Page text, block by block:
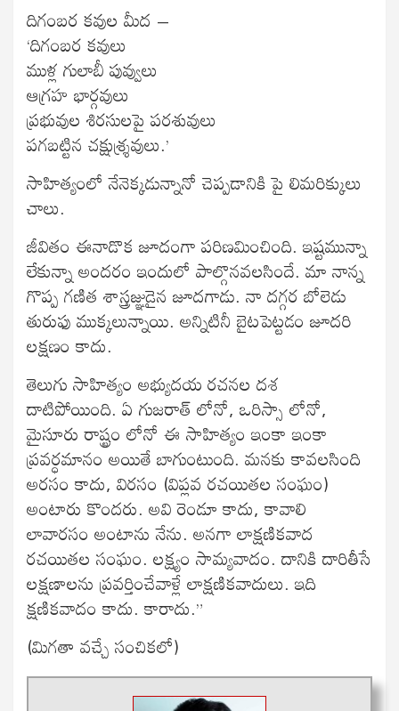
దిగంబర కవుల మీద –
‘దిగంబర కవులు
ముళ్ల గులాబీ పువ్వులు
ఆగ్రహ భార్గవులు
ప్రభువుల శిరసులపై పరశువులు
పగబట్టిన చక్షుశ్శ్రవులు.’
సాహిత్యంలో నేనెక్కడున్నానో చెప్పడానికి పై లిమరిక్కులు
చాలు.
జీవితం ఈనాడొక జూదంగా పరిణమించింది. ఇష్టమున్నా
లేకున్నా అందరం ఇందులో పాల్గొనవలసిందే. మా నాన్న
గొప్ప గణిత శాస్త్రజ్ఞుడైన జూదగాడు. నా దగ్గర బోలెడు
తురుఫు ముక్కలున్నాయి. అన్నిటినీ బైటపెట్టడం జూదరి
లక్షణం కాదు.
తెలుగు సాహిత్యం అభ్యుదయ రచనల దశ
దాటిపోయింది. ఏ గుజరాత్ లోనో, ఒరిస్సా లోనో,
మైసూరు రాష్ట్రం లోనో ఈ సాహిత్యం ఇంకా ఇంకా
ప్రవర్ధమానం అయితే బాగుంటుంది. మనకు కావలసింది
అరసం కాదు, విరసం (విప్లవ రచయితల సంఘం)
అంటారు కొందరు. అవి రెండూ కాదు, కావాలి
లావారసం అంటాను నేను. అనగా లాక్షణికవాద
రచయితల సంఘం. లక్ష్యం సామ్యవాదం. దానికి దారితీసే
లక్షణాలను ప్రవర్తించేవాళ్లే లాక్షణికవాదులు. ఇది
క్షణికవాదం కాదు. కారాదు.”
(మిగతా వచ్చే సంచికలో)